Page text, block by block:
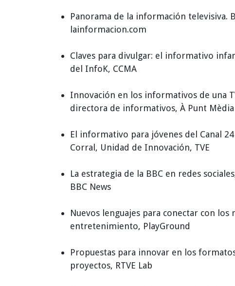
Panorama de la información televisiva.
lainformacion.com
Claves para divulgar: el informativo
del InfoK, CCMA
Innovación en los informativos de una
directora de informativos, À Punt Mèdia
El informativo para jóvenes del Canal
Corral, Unidad de Innovación, TVE
La estrategia de la BBC en redes
BBC News
Nuevos lenguajes para conectar con
entretenimiento, PlayGround
Propuestas para innovar en los
proyectos, RTVE Lab